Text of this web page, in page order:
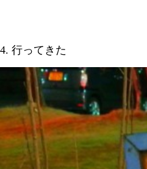
4. 行ってきた